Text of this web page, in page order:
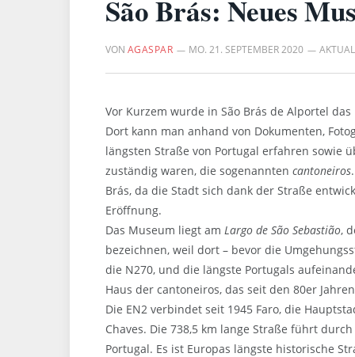
São Brás: Neues
VON AGASPAR MO. 21. SEPTEMBER 2020
Vor Kurzem wurde in São Brás de Alportel
Dort kann man anhand von Dokumenten,
längsten Straße von Portugal erfahren sowie
zuständig waren, die sogenannten cantoneiros
Brás, da die Stadt sich dank der Straße
Eröffnung.
Das Museum liegt am Largo de São Sebastião,
bezeichnen, weil dort – bevor die
die N270, und die längste Portugals
Haus der cantoneiros, das seit den 80er
Die EN2 verbindet seit 1945 Faro, die
Chaves. Die 738,5 km lange Straße führt
Portugal. Es ist Europas längste historische